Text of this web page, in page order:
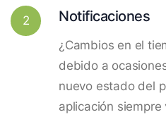
2 Notificaciones
¿Cambios en el
debido a
nuevo estado del
aplicación